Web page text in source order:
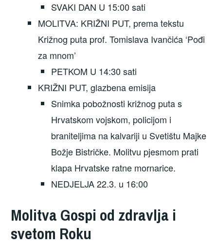
SVAKI DAN U 15:00 sati
MOLITVA: KRIŽNI PUT, prema tekstu
Križnog puta prof. Tomislava Ivančića ‘Pođi
za mnom’
PETKOM U 14:30 sati
KRIŽNI PUT, glazbena emisija
Snimka pobožnosti križnog puta s
Hrvatskom vojskom, policijom i
braniteljima na kalvariji u Svetištu Majke
Božje Bistričke. Molitvu pjesmom prati
klapa Hrvatske ratne mornarice.
NEDJELJA 22.3. u 16:00
Molitva Gospi od zdravlja i
svetom Roku